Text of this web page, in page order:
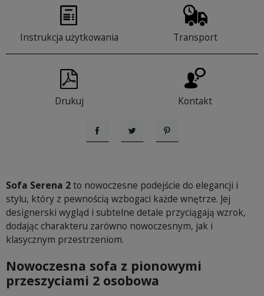
Instrukcja użytkowania Transport
Drukuj Kontakt
UdostępnijTweetujPinterest
Sofa Serena 2to nowoczesne podejście do elegancji i
stylu, który z pewnością wzbogaci każde wnętrze. Jej
designerski wygląd i subtelne detale przyciągają wzrok,
dodając charakteru zarówno nowoczesnym, jak i
klasycznym przestrzeniom.
Nowoczesna sofa z pionowymi
przeszyciami 2 osobowa